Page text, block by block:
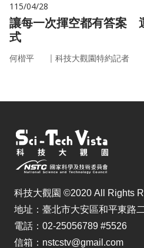
115/04/28
讓每一次揮空都有答案
式
何楷平 ｜ 科技大觀園特約記者
科技大觀園 ©2020 All Rights
地址：臺北市大安區和平東路
電話：02-25056789 #5526
信箱：nstcstv@gmail.com